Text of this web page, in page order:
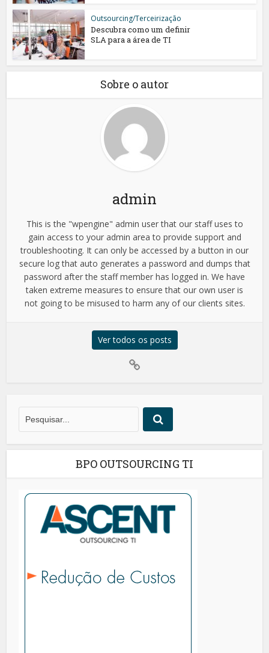
Outsourcing/Terceirização
Descubra como um definir
SLA para a área de TI
Sobre o autor
admin
This is the "wpengine" admin user that our staff uses to
gain access to your admin area to provide support and
troubleshooting. It can only be accessed by a button in our
secure log that auto generates a password and dumps that
password after the staff member has logged in. We have
taken extreme measures to ensure that our own user is
not going to be misused to harm any of our clients sites.
Ver todos os posts
BPO OUTSOURCING TI